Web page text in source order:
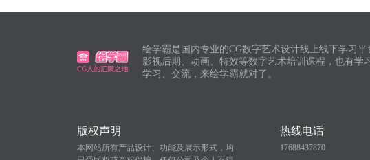
绘学霸是国内专业的CG数字艺术设计线上线下学习平
影视后期、动画、特效等数字艺术培训课程，也有学
学习、交流，来绘学霸就对了。
版权声明
本网站所有产品设计、功能及展示形式，均
热线电话
17688437870